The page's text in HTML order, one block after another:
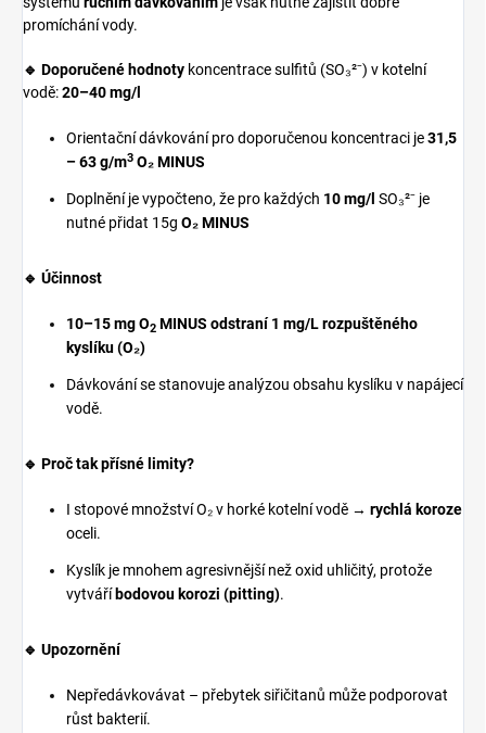
promíchání vody.
🔹 Doporučené hodnoty koncentrace sulfitů (SO₃²⁻) v kotelní
vodě:20–40 mg/l
Orientační dávkování pro doporučenou koncentraci je31,5
– 63g/m3 O₂ MINUS
Doplnění je vypočteno, že pro každých 10 mg/l SO₃²⁻ je
nutné přidat 15g O₂ MINUS
🔹 Účinnost
10–15 mg O2 MINUS odstraní 1 mg/L rozpuštěného
kyslíku (O₂)
Dávkování se stanovuje analýzou obsahu kyslíku v napájecí
vodě.
🔹 Proč tak přísné limity?
I stopové množství O₂ v horké kotelní vodě → rychlá koroze
oceli.
Kyslík je mnohem agresivnější než oxid uhličitý, protože
vytváří bodovou korozi (pitting).
🔹 Upozornění
Nepředávkovávat – přebytek siřičitanů může podporovat
růst bakterií.